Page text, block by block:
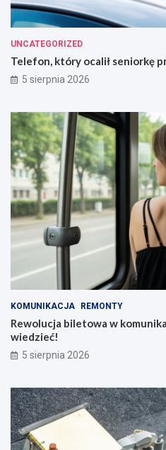
UNCATEGORIZED
Telefon, który ocalił seniorkę
5 sierpnia 2026
KOMUNIKACJA REMONTY
Rewolucja biletowa w
wiedzieć!
5 sierpnia 2026